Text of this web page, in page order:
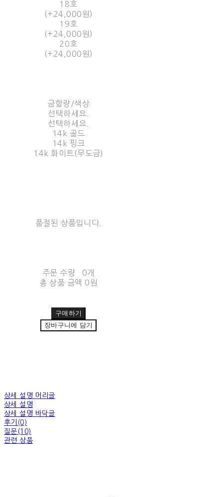
18호
(+24,000원)
19호
(+24,000원)
20호
(+24,000원)
금함량/색상
선택하세요.
선택하세요.
14k 골드
14k 핑크
14k 화이트(무도금)
품절된 상품입니다.
주문 수량
0개
총 상품 금액 0원
구매하기
장바구니에 담기
상세 설명 머리글
상세 설명
상세 설명 바닥글
후기(0)
질문(10)
관련 상품